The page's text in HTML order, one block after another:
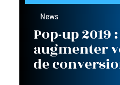
News
Pop-up 2019 :
augmenter
de